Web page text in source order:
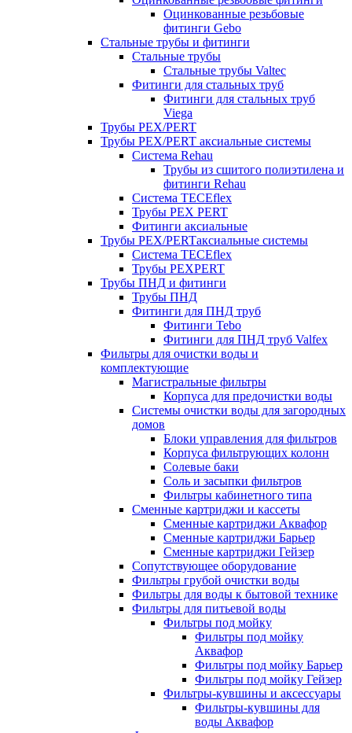
Оцинкованные резьбовые
фитинги Gebo
Стальные трубы и фитинги
Стальные трубы
Стальные трубы Valtec
Фитинги для стальных труб
Фитинги для стальных труб
Viega
Трубы PEX/PERT
Трубы PEX/PERT аксиальные системы
Система Rehau
Трубы из сшитого полиэтилена и
фитинги Rehau
Система TECEflex
Трубы PEX PERT
Фитинги аксиальные
Трубы PEX/PERTаксиальные системы
Система TECEflex
Трубы PEXPERT
Трубы ПНД и фитинги
Трубы ПНД
Фитинги для ПНД труб
Фитинги Tebo
Фитинги для ПНД труб Valfex
Фильтры для очистки воды и
комплектующие
Магистральные фильтры
Корпуса для предочистки воды
Системы очистки воды для загородных
домов
Блоки управления для фильтров
Корпуса фильтрующих колонн
Солевые баки
Соль и засыпки фильтров
Фильтры кабинетного типа
Сменные картриджи и кассеты
Сменные картриджи Аквафор
Сменные картриджи Барьер
Сменные картриджи Гейзер
Сопутствующее оборудование
Фильтры грубой очистки воды
Фильтры для воды к бытовой технике
Фильтры для питьевой воды
Фильтры под мойку
Фильтры под мойку
Аквафор
Фильтры под мойку Барьер
Фильтры под мойку Гейзер
Фильтры-кувшины и аксессуары
Фильтры-кувшины для
воды Аквафор